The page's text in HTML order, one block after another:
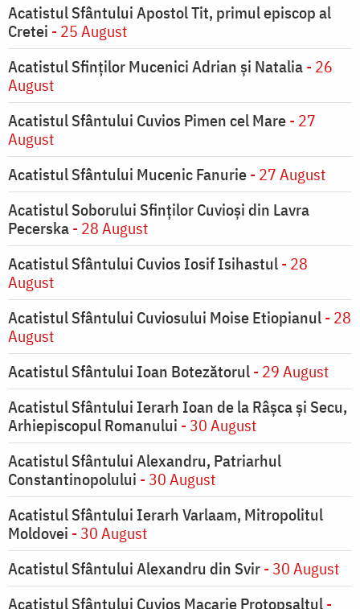
Acatistul Sfântului Apostol Tit, primul episcop al
Cretei - 25 August
Acatistul Sfinților Mucenici Adrian și Natalia- 26
August
Acatistul Sfântului Cuvios Pimen cel Mare- 27
August
Acatistul Sfântului Mucenic Fanurie- 27 August
Acatistul Soborului Sfinților Cuvioși din Lavra
Pecerska- 28 August
Acatistul Sfântului Cuvios Iosif Isihastul- 28
August
Acatistul Sfântului Cuviosului Moise Etiopianul- 28
August
Acatistul Sfântului Ioan Botezătorul- 29 August
Acatistul Sfântului Ierarh Ioan de la Râşca şi Secu,
Arhiepiscopul Romanului - 30 August
Acatistul Sfântului Alexandru, Patriarhul
Constantinopolului - 30 August
Acatistul Sfântului Ierarh Varlaam, Mitropolitul
Moldovei - 30 August
Acatistul Sfântului Alexandru din Svir- 30 August
Acatistul Sfântului Cuvios Macarie Protopsaltul-